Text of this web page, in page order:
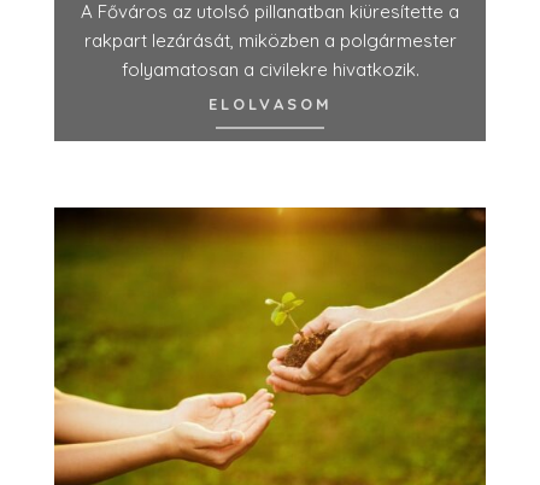
A Főváros az utolsó pillanatban kiüresítette a
rakpart lezárását, miközben a polgármester
folyamatosan a civilekre hivatkozik.
ELOLVASOM